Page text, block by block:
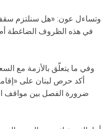
وتساءل عون: «هل سنلتزم سقف
في هذه الظروف الضاغطة أم
وفي ما يتعلّق بالأزمة مع
أكد حرص لبنان على
ضرورة الفصل بين مواقف